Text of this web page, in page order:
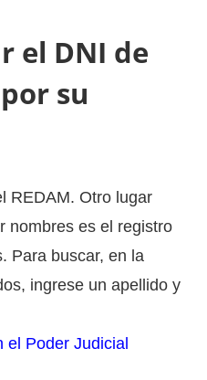
el DNI de
su
REDAM. Otro lugar
nombres es el registro
Para buscar, en la
ingrese un apellido y
el Poder Judicial